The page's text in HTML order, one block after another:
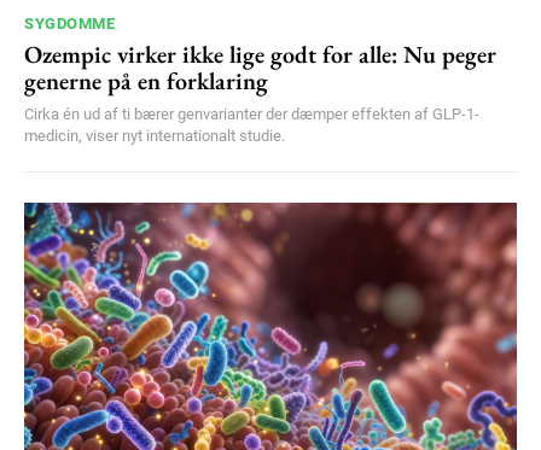
SYGDOMME
Ozempic virker ikke lige godt for alle: Nu peger
generne på en forklaring
Cirka én ud af ti bærer genvarianter der dæmper effekten af GLP-1-
medicin, viser nyt internationalt studie.